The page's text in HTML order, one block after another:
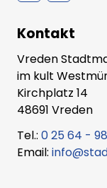
Kontakt
Vreden
im kult
Kirchplatz 14
48691 Vreden
Tel.: 0 25 64 - 98
Email: